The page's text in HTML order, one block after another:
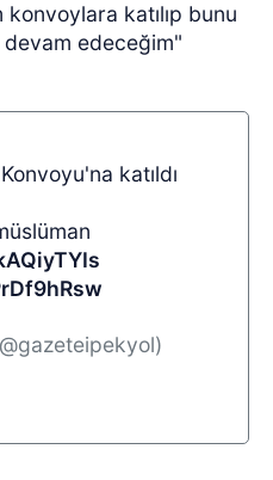
katılıp bunu
edeceğim"
katıldı